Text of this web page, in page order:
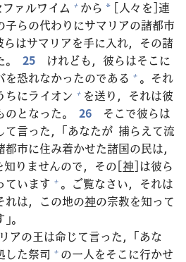
ァルワイム + から * [人々 を]連
子らの代わりにサマリアの諸都市
らはサマリアを手に入れ，その諸
25 けれども， 彼らはそこに
を恐れなかったのである + 。それ
ちにライオン + を送り，それは彼
のとなった。 26 そこで彼らは
て言った，「あなたが 捕らえて流
都市に住み着かせた諸国の民は，
知りませんので，その[神]は彼ら
ています + 。ご覧なさい，それは
れは，この地の神の宗教を知って
。
アの王は命じて言った，「あな
した祭司 + の一人をそこに行かせ